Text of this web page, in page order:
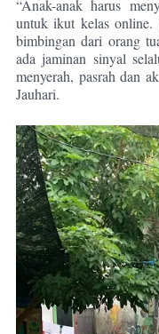
“Anak-anak harus
untuk ikut kelas online.
bimbingan dari orang
ada jaminan sinyal
menyerah, pasrah dan
Jauhari.